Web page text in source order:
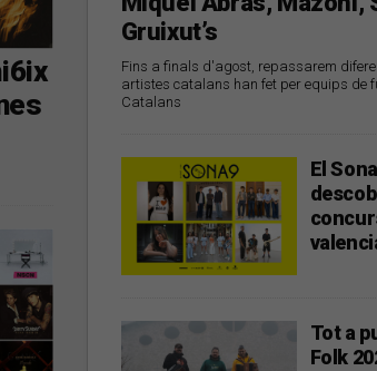
Gruixut’s
Fins a finals d'agost, repassarem
artistes catalans han fet per equips de
Catalans
El
Tot a
Folk